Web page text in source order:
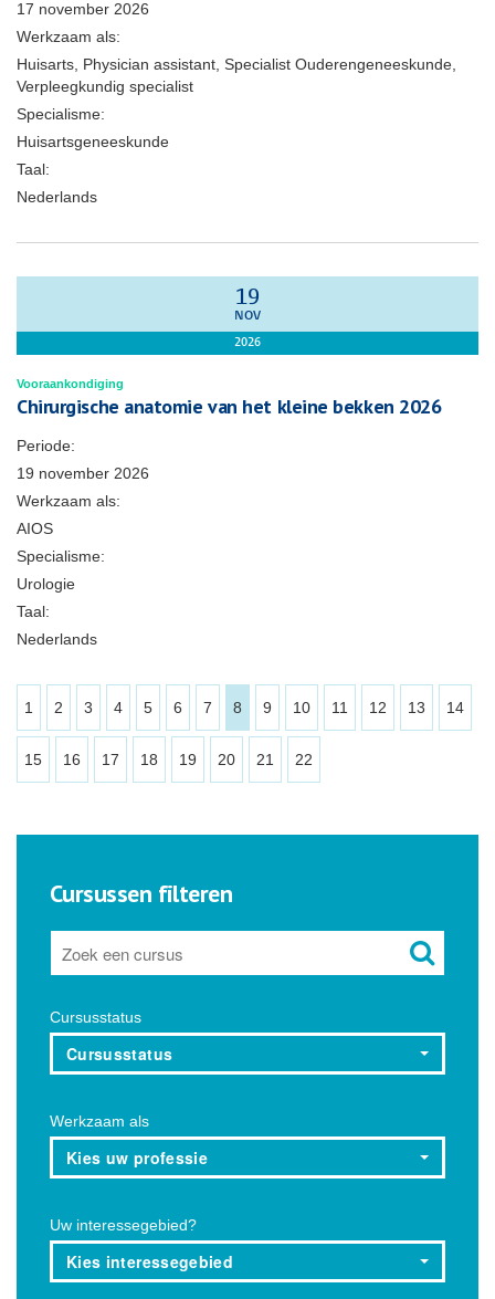
17 november 2026
Werkzaam als:
Huisarts, Physician assistant, Specialist Ouderengeneeskunde,
Verpleegkundig specialist
Specialisme:
Huisartsgeneeskunde
Taal:
Nederlands
19
NOV
2026
Vooraankondiging
Chirurgische anatomie van het kleine bekken 2026
Periode:
19 november 2026
Werkzaam als:
AIOS
Specialisme:
Urologie
Taal:
Nederlands
1 2 3 4 5 6 7 8 9 10 11 12 13 14
15 16 17 18 19 20 21 22
Cursussen filteren
Cursusstatus
Cursusstatus
Werkzaam als
Kies uw professie
Uw interessegebied?
Kies interessegebied